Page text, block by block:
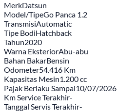
MerkDatsun
Model/TipeGo Panca 1.2
TransmisiAutomatic
Tipe BodiHatchback
Tahun2020
Warna EksteriorAbu-abu
Bahan BakarBensin
Odometer54.416 Km
Kapasitas Mesin1.200 cc
Pajak Berlaku Sampai10/07/2026
Km Service Terakhir-
Tanggal Servis Terakhir-